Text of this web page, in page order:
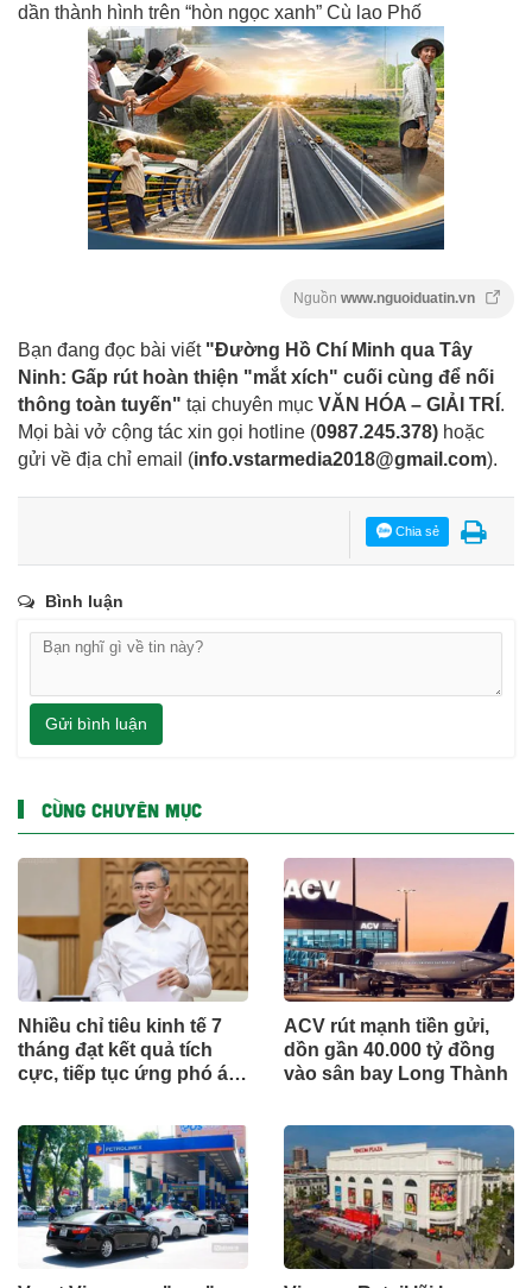
dần thành hình trên “hòn ngọc xanh” Cù lao Phố
Nguồn www.nguoiduatin.vn
Bạn đang đọc bài viết "Đường Hồ Chí Minh qua Tây
Ninh: Gấp rút hoàn thiện "mắt xích" cuối cùng để nối
thông toàn tuyến" tại chuyên mục VĂN HÓA – GIẢI TRÍ .
Mọi bài vở cộng tác xin gọi hotline (0987.245.378) hoặc
gửi về địa chỉ email (info.vstarmedia2018@gmail.com).
Chia sẻ
Bình luận
Gửi bình luận
CÙNG CHUYÊN MỤC
Nhiều chỉ tiêu kinh tế 7
tháng đạt kết quả tích
cực, tiếp tục ứng phó áp
ACV rút mạnh tiền gửi,
dồn gần 40.000 tỷ đồng
vào sân bay Long Thành